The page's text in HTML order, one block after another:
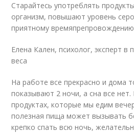
Старайтесь употреблять
организм, повышают уровень
приятному
Елена Кален, психолог, эксперт в
веса
На работе все прекрасно и дома
показывают 2 ночи, а сна все
продуктах, которые мы едим
полезная пища может вызывать
крепко спать всю ночь,